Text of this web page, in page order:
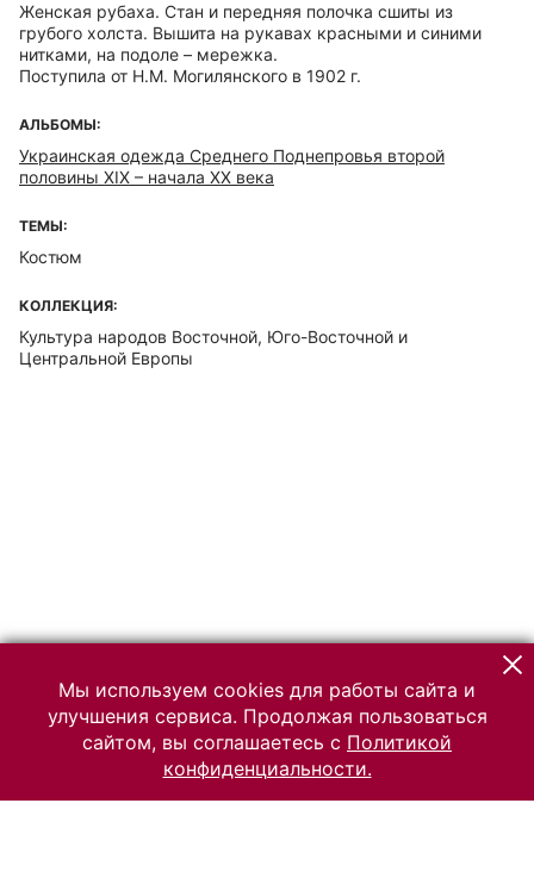
Женская рубаха. Стан и передняя полочка сшиты из
грубого холста. Вышита на рукавах красными и синими
нитками, на подоле – мережка.
Поступила от Н.М. Могилянского в 1902 г.
АЛЬБОМЫ:
Украинская одежда Среднего Поднепровья второй
половины ХIХ – начала ХХ века
ТЕМЫ:
Костюм
КОЛЛЕКЦИЯ:
Культура народов Восточной, Юго-Восточной и
Центральной Европы
Мы используем cookies для работы сайта и
улучшения сервиса. Продолжая пользоваться
сайтом, вы соглашаетесь с Политикой
конфиденциальности.